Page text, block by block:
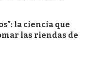
la ciencia que
las riendas de